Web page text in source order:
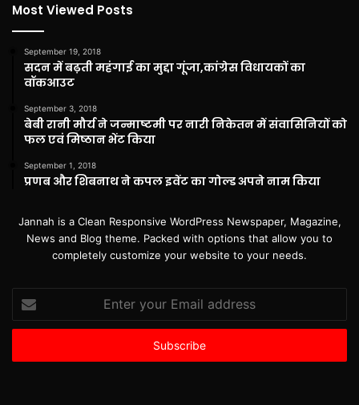
Most Viewed Posts
September 19, 2018
सदन में बढ़ती महंगाई का मुद्दा गूंजा,कांग्रेस विधायकों का
वॉकआउट
September 3, 2018
बेबी रानी मौर्य ने जन्माष्टमी पर नारी निकेतन में संवासिनियों को
फल एवं मिष्ठान भेंट किया
September 1, 2018
प्रणब और शिबनाथ ने कपल इवेंट का गोल्ड अपने नाम किया
Jannah is a Clean Responsive WordPress Newspaper, Magazine,
News and Blog theme. Packed with options that allow you to
completely customize your website to your needs.
your
Email